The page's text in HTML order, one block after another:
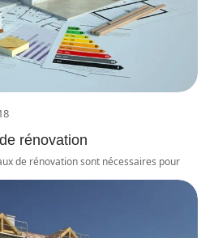
rénovation
de rénovation sont nécessaires pour